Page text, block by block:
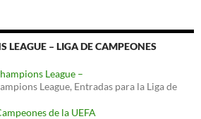
LEAGUE – LIGA DE CAMPEONES
League –
League, Entradas para la Liga de